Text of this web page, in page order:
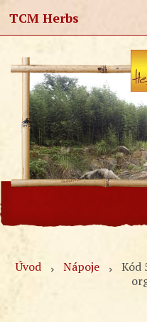
TCM Herbs
O nás
Kontakt
Úvod Nápoje
Kód